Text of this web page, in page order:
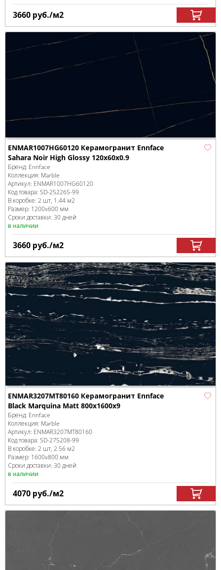
3660 руб./м2
ENMAR1007HG60120 Керамогранит Ennface
Sahara Noir High Glossy 120x60x0.9
Бренд: Ennface
Коллекция: Marble
Артикул: ENMAR1007HG60120
Код товара: SD-252265-99
В коробке: 2 шт, 1.44 м2
Размер: 1200x600 мм
Сроки доставки: 30 дней
в наличии
3660 руб./м2
ENMAR3207MT80160 Керамогранит Ennface
Black Marquina Matt 800x1600x9
Бренд: Ennface
Коллекция: Marble
Артикул: ENMAR3207MT80160
Код товара: SD-275208-99
В коробке: 2 шт, 2.56 м2
Размер: 1600x800 мм
Сроки доставки: 30 дней
в наличии
4070 руб./м2